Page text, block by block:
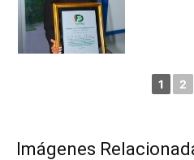
1 2
Imágenes